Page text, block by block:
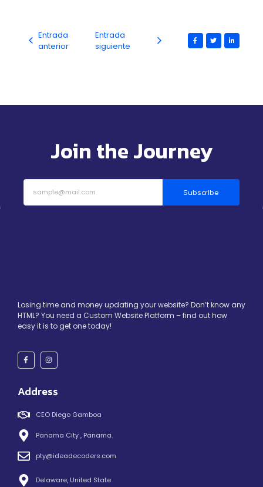
Entrada
anterior
Entrada
siguiente
Join the Journey
Subscribe
Losing time and money updating your website? Don’t know any
HTML? You need a Custom Website Platform – find out how
easy it is to get one today!
Address
CEO Diego Gamboa
Panama City , Panama.
pty@ideadecoders.com
Delaware, United State